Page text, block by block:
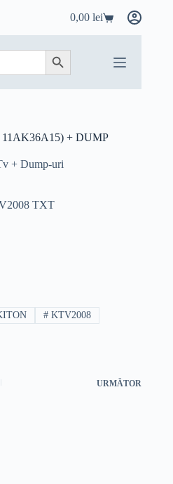
Coș
de
cumpărături
0,00lei
Search Button
+ DUMP
+ Dump-uri
TXT
# KTV2008
URMĂTOR